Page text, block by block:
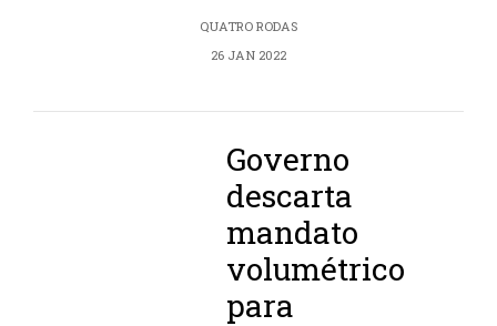
QUATRO RODAS
26 JAN 2022
Governo
descarta
mandato
volumétrico
para